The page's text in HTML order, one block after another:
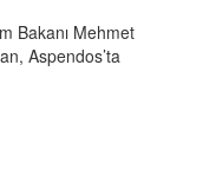
Bakanı Mehmet
Aspendos’ta